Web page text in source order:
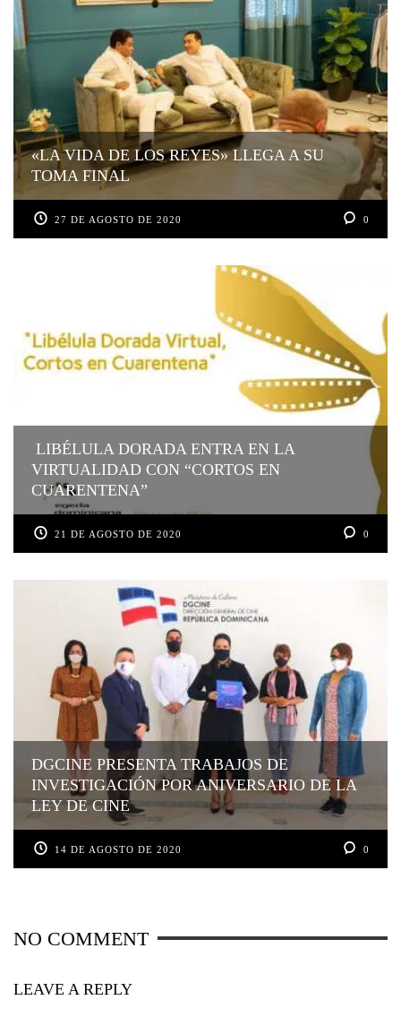
«LA VIDA DE LOS REYES» LLEGA A SU
TOMA FINAL
27 DE AGOSTO DE 2020 0
LIBÉLULA DORADA ENTRA EN LA
VIRTUALIDAD CON “CORTOS EN
CUARENTENA”
21 DE AGOSTO DE 2020 0
DGCINE PRESENTA TRABAJOS DE
INVESTIGACIÓN POR ANIVERSARIO DE LA
LEY DE CINE
14 DE AGOSTO DE 2020 0
NO COMMENT
LEAVE A REPLY